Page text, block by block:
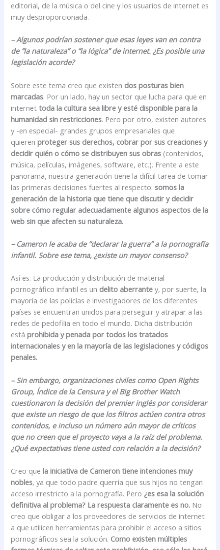
editorial, de la música o del cine y los usuarios de internet es
muy desproporcionada.
– Algunos podrían sostener que esas leyes van en contra
de “la naturaleza” o “la lógica” de internet. ¿Es posible una
legislación acorde?
Sobre este tema creo que existen dos posturas bien
marcadas. Por un lado, hay un sector que lucha para que en
internet toda la cultura sea libre y esté disponible para la
humanidad sin restricciones. Pero por otro, existen autores
y -en especial- grandes grupos empresariales que
quierenproteger sus derechos, cobrar por sus creaciones y
decidir quién o cómo se distribuyen sus obras (contenidos,
música, películas, imágenes, software, etc.). Frente a este
panorama, nuestra generación tiene la difícil tarea de tomar
las primeras decisiones fuertes al respecto:somos la
generación de la historia que tiene que discutir y decidir
sobre cómo regular adecuadamente algunos aspectos de la
web sin que afecten su naturaleza.
– Cameron le acaba de “declarar la guerra” a la pornografía
infantil. Sobre ese tema, ¿existe un mayor consenso?
Así es. La producción y distribución de material
pornográfico infantil es un delito aberrante y, por suerte, la
mayoría de las policías e investigadores de los diferentes
países se encuentran unidos para perseguir y atrapar a las
redes de pedofilia en todo el mundo. Dicha distribución
estáprohibida y penada por todos los tratados
internacionales y en la mayoría de las legislaciones y códigos
penales.
– Sin embargo, organizaciones civiles como Open Rights
Group, Índice de la Censura y el Big Brother Watch
cuestionaron la decisión del premier inglés por considerar
que existe un riesgo de que los filtros actúen contra otros
contenidos, e incluso un número aún mayor de críticos
que no creen que el proyecto vaya a la raíz del problema.
¿Qué expectativas tiene usted con relación a la decisión?
Creo quela iniciativa de Cameron tiene intenciones muy
nobles, ya que todo padre querría que sus hijos no tengan
acceso irrestricto a la pornografía. Pero ¿es esa la solución
definitiva al problema? La respuesta claramente es no. No
creo que obligar a los proveedores de servicios de internet
a que utilicen herramientas para prohibir el acceso a sitios
pornográficos sea la solución. Como existen múltiples